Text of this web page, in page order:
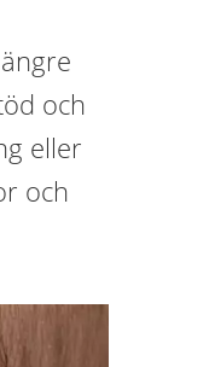
och
eller
och